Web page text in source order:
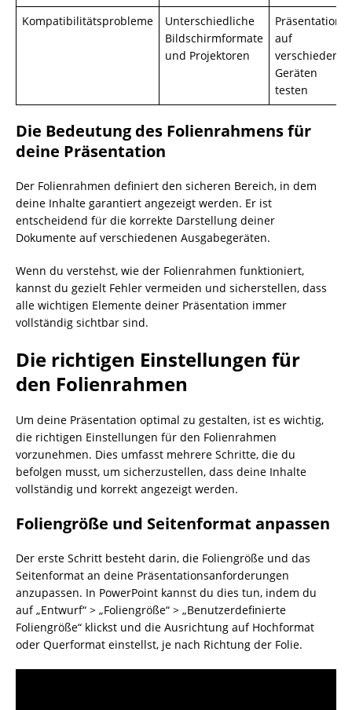
Kompatibilitätsprobleme
Unterschiedliche
Bildschirmformate
und Projektoren
Präsentation
auf
verschiedenen
Geräten
testen
Die Bedeutung des Folienrahmens für
deine Präsentation
Der Folienrahmen definiert den sicheren Bereich, in dem
deine Inhalte garantiert angezeigt werden. Er ist
entscheidend für die korrekte Darstellung deiner
Dokumente auf verschiedenen Ausgabegeräten.
Wenn du verstehst, wie der Folienrahmen funktioniert,
kannst du gezielt Fehler vermeiden und sicherstellen, dass
alle wichtigen Elemente deiner Präsentation immer
vollständig sichtbar sind.
Die richtigen Einstellungen für
den Folienrahmen
Um deine Präsentation optimal zu gestalten, ist es wichtig,
die richtigen Einstellungen für den Folienrahmen
vorzunehmen. Dies umfasst mehrere Schritte, die du
befolgen musst, um sicherzustellen, dass deine Inhalte
vollständig und korrekt angezeigt werden.
Foliengröße und Seitenformat anpassen
Der erste Schritt besteht darin, die Foliengröße und das
Seitenformat an deine Präsentationsanforderungen
anzupassen. In PowerPoint kannst du dies tun, indem du
auf „Entwurf“ > „Foliengröße“ > „Benutzerdefinierte
Foliengröße“ klickst und die Ausrichtung auf Hochformat
oder Querformat einstellst, je nach Richtung der Folie.